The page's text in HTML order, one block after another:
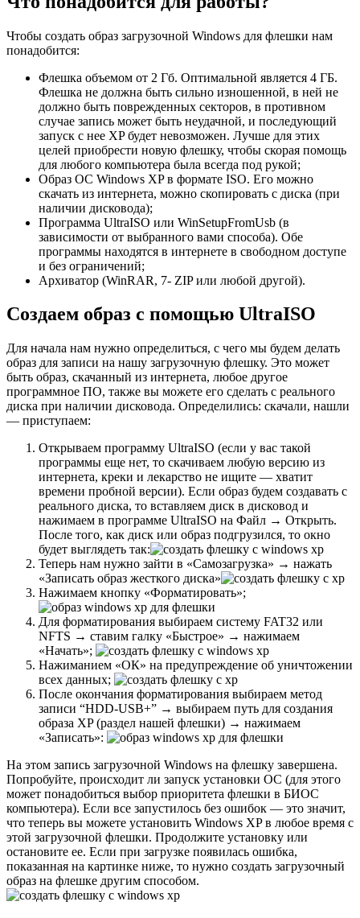
Чтобы создать образ загрузочной Windows для флешки нам
понадобится:
Флешка объемом от 2 Гб. Оптимальной является 4 ГБ.
Флешка не должна быть сильно изношенной, в ней не
должно быть поврежденных секторов, в противном
случае запись может быть неудачной, и последующий
запуск с нее XP будет невозможен. Лучше для этих
целей приобрести новую флешку, чтобы скорая помощь
для любого компьютера была всегда под рукой;
Образ ОС Windows XP в формате ISO. Его можно
скачать из интернета, можно скопировать с диска (при
наличии дисковода);
Программа UltraISO или WinSetupFromUsb (в
зависимости от выбранного вами способа). Обе
программы находятся в интернете в свободном доступе
и без ограничений;
Архиватор (WinRAR, 7- ZIP или любой другой).
Создаем образ с помощью UltraISO
Для начала нам нужно определиться, с чего мы будем делать
образ для записи на нашу загрузочную флешку. Это может
быть образ, скачанный из интернета, любое другое
программное ПО, также вы можете его сделать с реального
диска при наличии дисковода. Определились: скачали, нашли
— приступаем:
Открываем программу UltraISO (если у вас такой
программы еще нет, то скачиваем любую версию из
интернета, креки и лекарство не ищите — хватит
времени пробной версии). Если образ будем создавать с
реального диска, то вставляем диск в дисковод и
нажимаем в программе UltraISO на Файл → Открыть.
После того, как диск или образ подгрузился, то окно
будет выглядеть так:
Теперь нам нужно зайти в «Самозагрузка» → нажать
«Записать образ жесткого диска»
Нажимаем кнопку «Форматировать»;
Для форматирования выбираем систему FAT32 или
NFTS → ставим галку «Быстрое» → нажимаем
«Начать»;
Нажиманием «ОК» на предупреждение об уничтожении
всех данных;
После окончания форматирования выбираем метод
записи “HDD-USB+” → выбираем путь для создания
образа XP (раздел нашей флешки) → нажимаем
«Записать»:
На этом запись загрузочной Windows на флешку завершена.
Попробуйте, происходит ли запуск установки ОС (для этого
может понадобиться выбор приоритета флешки в БИОС
компьютера). Если все запустилось без ошибок — это значит,
что теперь вы можете установить Windows XP в любое время с
этой загрузочной флешки. Продолжите установку или
остановите ее. Если при загрузке появилась ошибка,
показанная на картинке ниже, то нужно создать загрузочный
образ на флешке другим способом.